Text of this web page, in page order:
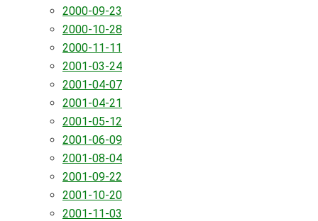
2000-09-23
2000-10-28
2000-11-11
2001-03-24
2001-04-07
2001-04-21
2001-05-12
2001-06-09
2001-08-04
2001-09-22
2001-10-20
2001-11-03